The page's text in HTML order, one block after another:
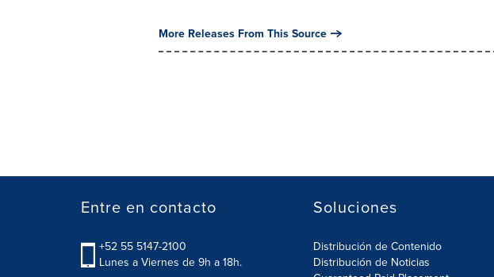
More Releases From This Source
Entre en contacto
+52 55 5147-2100
Lunes a Viernes de 9h a 18h.
Soluciones
Distribución de Contenido
Distribución de Noticias